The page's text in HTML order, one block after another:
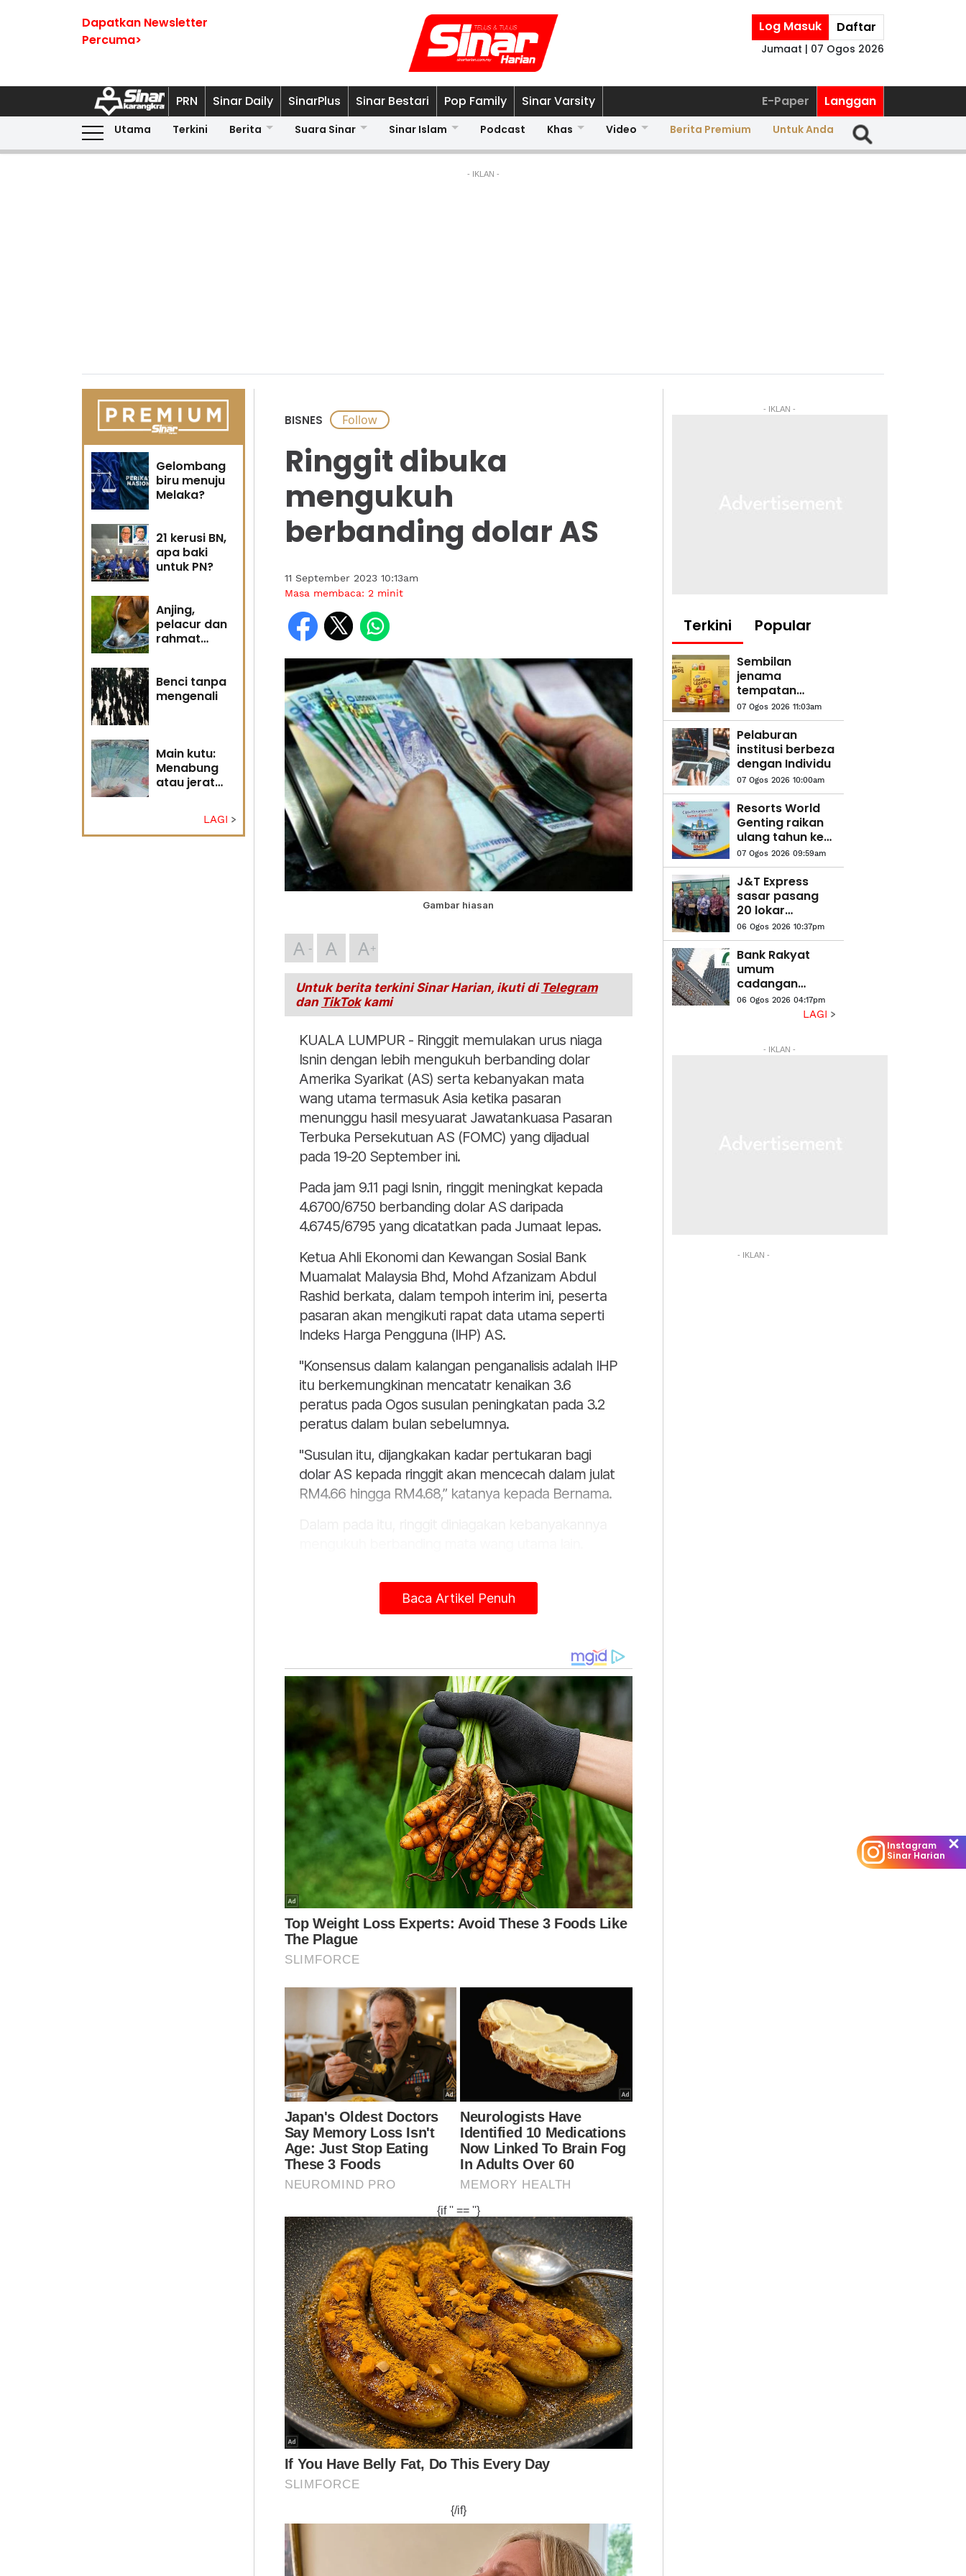
Dapatkan Newsletter
Percuma>
Log Masuk Daftar
Jumaat | 07 Ogos 2026
PRN Sinar Daily SinarPlus Sinar Bestari Pop Family Sinar Varsity E-Paper Langgan
Utama Terkini Berita Suara Sinar Sinar Islam Podcast Khas Video Berita Premium Untuk Anda
- IKLAN -
Gelombang
biru menuju
Melaka?
21 kerusi BN,
apa baki
untuk PN?
Anjing,
pelacur dan
rahmat
Benci tanpa
mengenali
Main kutu:
Menabung
atau jerat
LAGI
BISNES
Ringgit dibuka
mengukuh
berbanding dolar AS
11 September 2023 10:13am
Masa membaca: 2 minit
Gambar hiasan
A A A
Untuk berita terkini Sinar Harian, ikuti di Telegram
dan TikTokkami
KUALA LUMPUR - Ringgit memulakan urus niaga
Isnin dengan lebih mengukuh berbanding dolar
Amerika Syarikat (AS) serta kebanyakan mata
wang utama termasuk Asia ketika pasaran
menunggu hasil mesyuarat Jawatankuasa Pasaran
Terbuka Persekutuan AS (FOMC) yang dijadual
pada 19-20 September ini.
Pada jam 9.11 pagi Isnin, ringgit meningkat kepada
4.6700/6750 berbanding dolar AS daripada
4.6745/6795 yang dicatatkan pada Jumaat lepas.
Ketua Ahli Ekonomi dan Kewangan Sosial Bank
Muamalat Malaysia Bhd, Mohd Afzanizam Abdul
Rashid berkata, dalam tempoh interim ini, peserta
pasaran akan mengikuti rapat data utama seperti
Indeks Harga Pengguna (IHP) AS.
"Konsensus dalam kalangan penganalisis adalah IHP
itu berkemungkinan mencatatr kenaikan 3.6
peratus pada Ogos susulan peningkatan pada 3.2
peratus dalam bulan sebelumnya.
"Susulan itu, dijangkakan kadar pertukaran bagi
dolar AS kepada ringgit akan mencecah dalam julat
RM4.66 hingga RM4.68,” katanya kepada Bernama.
Ia meningkat berbanding euro kepada 5.0030/0083
daripada 5.0031/0085 pada Jumaat dan naik
berbanding pound Britain kepada 5.8310/8372
daripada 5.8352/841.
Ringgit bagaimanapun susut berbanding yen Jepun
kepada 3.1767/1803 daripada 3.1741/1777.
Unit tempatan itu juga diniagakan mengukuh
berbanding mata wang Asean lain.
Artikel Berkaitan:
Ringgit dibuka rendah berbanding dolar AS pagi ini
Ringgit dibuka rendah berbanding dolar AS, permintaan
lemah
Ringgit dibuka lemah berbanding dolar AS
Ini termasuk meningkat berbanding dolar
Singapura kepada 3.4227/4269 daripada
3.4277/4312 pada penutupan Jumaat; naik
berbanding rupiah Indonesia pada 304.6/305.1
daripada 304.9/305.4, mengukuh berbanding baht
Thailand kepada 13.1220/1431 daripada 13.1591/1787
dan tinggi berbanding peso Filipina pada 8.24/8.26
Muat turun aplikasi Sinar Harian.Klik di sini!
Dolar AS
Baca Artikel Penuh
- IKLAN -
Terkini Popular
Sembilan
jenama
tempatan
diolah jadi
perisa aiskrim
edisi terhad
Inside Scoop
07 Ogos 2026 11:03am
Pelaburan
institusi berbeza
dengan Individu
07 Ogos 2026 10:00am
Resorts World
Genting raikan
ulang tahun ke-
61 dengan tiket
Merdeka RM38
07 Ogos 2026 09:59am
J&T Express
sasar pasang
20 lokar
bungkusan
pintar di stesen
LRT
06 Ogos 2026 10:37pm
Bank Rakyat
umum
cadangan
pengambilalihan
Takaful IKHLAS
06 Ogos 2026 04:17pm
LAGI
- IKLAN -
- IKLAN -
Instagram
Sinar Harian